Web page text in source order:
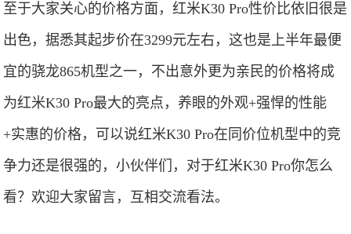
至于大家关心的价格方面，红米K30 Pro性价比依旧很是
出色，据悉其起步价在3299元左右，这也是上半年最便
宜的骁龙865机型之一，不出意外更为亲民的价格将成
为红米K30 Pro最大的亮点，养眼的外观+强悍的性能
+实惠的价格，可以说红米K30 Pro在同价位机型中的竞
争力还是很强的，小伙伴们，对于红米K30 Pro你怎么
看？欢迎大家留言，互相交流看法。